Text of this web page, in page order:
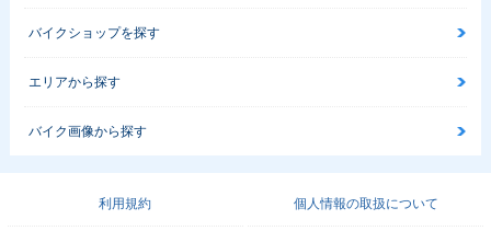
バイクショップを探す
エリアから探す
バイク画像から探す
利用規約 個人情報の取扱について